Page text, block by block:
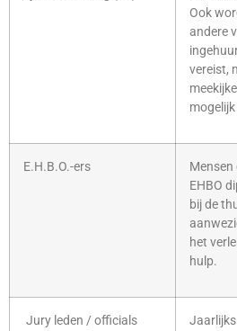
Ook
andere
vereist,
mogelijk
E.H.B.O.-ers
Mensen
EHBO
bij de
het
hulp.
Jury leden / officials